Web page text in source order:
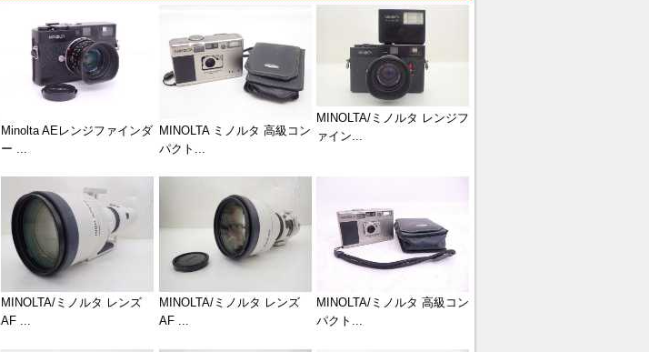
Minolta AEレンジファインダ
ー ...
MINOLTA ミノルタ 高級コン
パクト...
MINOLTA/ミノルタ レンジフ
ァイン...
MINOLTA/ミノルタ レンズ
AF ...
MINOLTA/ミノルタ レンズ
AF ...
MINOLTA/ミノルタ 高級コン
パクト...